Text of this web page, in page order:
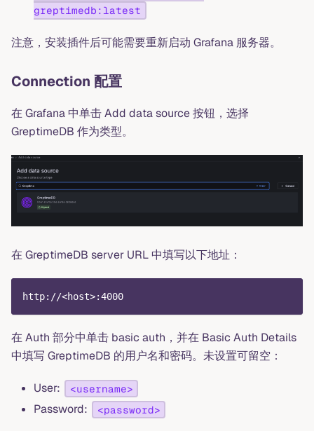
greptimedb:latest
注意，安装插件后可能需要重新启动 Grafana 服务器。
Connection 配置
在 Grafana 中单击 Add data source 按钮，选择
GreptimeDB 作为类型。
在 GreptimeDB server URL 中填写以下地址：
http://<host>:4000
在 Auth 部分中单击 basic auth，并在 Basic Auth Details
中填写 GreptimeDB 的用户名和密码。未设置可留空：
User: <username>
Password: <password>